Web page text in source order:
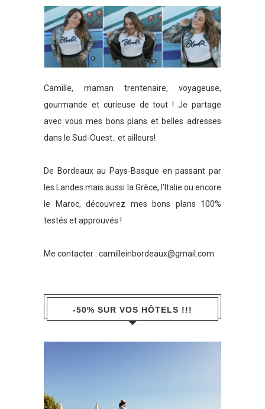
Camille, maman trentenaire, voyageuse,
gourmande et curieuse de tout ! Je partage
avec vous mes bons plans et belles adresses
dans le Sud-Ouest.. et ailleurs!
De Bordeaux au Pays-Basque en passant par
les Landes mais aussi la Grèce, l'Italie ou encore
le Maroc, découvrez mes bons plans 100%
testés et approuvés !
Me contacter : camilleinbordeaux@gmail.com
-50% SUR VOS HÔTELS !!!